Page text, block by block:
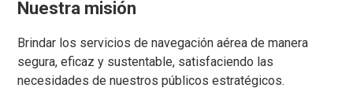
Nuestra misión
Brindar los servicios de navegación aérea de manera
segura, eficaz y sustentable, satisfaciendo las
necesidades de nuestros públicos estratégicos.